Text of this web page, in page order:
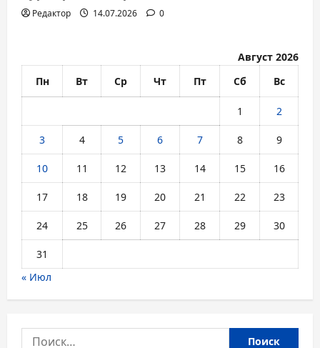
Редактор 14.07.2026 0
Август 2026
Пн
Вт Ср Чт Пт Сб Вс
1 2
3 4 5 6 7 8 9
10 11 12 13 14 15 16
17 18 19 20 21 22 23
24 25 26 27 28 29 30
31
« Июл
Найти: